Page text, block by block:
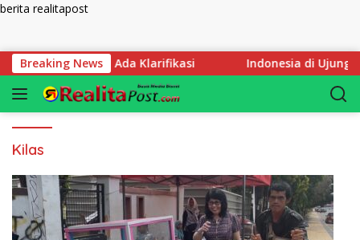
berita realitapost
Breaking News
Sebelum Ada Klarifikasi Indonesia di Ujung
Kilas